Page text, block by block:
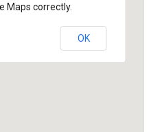
Maps correctly.
OK